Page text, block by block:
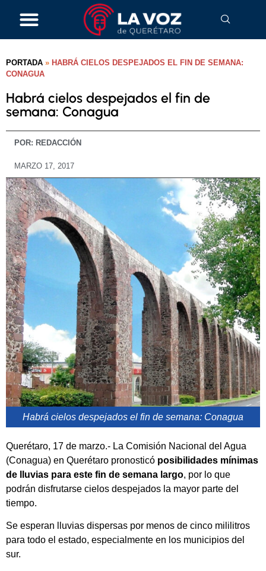
PORTADA » HABRÁ CIELOS DESPEJADOS EL FIN DE SEMANA:
CONAGUA
Habrá cielos despejados el fin de
semana: Conagua
POR: REDACCIÓN
MARZO 17, 2017
Habrá cielos despejados el fin de semana: Conagua
Querétaro, 17 de marzo.- La Comisión Nacional del Agua
(Conagua) en Querétaro pronosticó posibilidades mínimas
de lluvias para este fin de semana largo, por lo que
podrán disfrutarse cielos despejados la mayor parte del
tiempo.
Se esperan lluvias dispersas por menos de cinco mililitros
para todo el estado, especialmente en los municipios del
sur.